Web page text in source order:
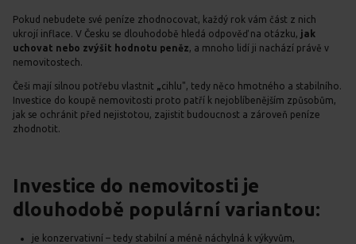
Pokud nebudete své peníze zhodnocovat, každý rok vám část z nich
ukrojí inflace. V Česku se dlouhodobě hledá odpověď na otázku, jak
uchovat nebo zvýšit hodnotu peněz , a mnoho lidí ji nachází právě v
nemovitostech.
Češi mají silnou potřebu vlastnit
cihlu", tedy něco hmotného a stabilního.
Investice do koupě nemovitosti proto patří k nejoblíbenějším způsobům,
jak se ochránit před nejistotou, zajistit budoucnost a zároveň peníze
zhodnotit.
Investice do nemovitosti je
dlouhodobě populární variantou:
je konzervativní – tedy stabilní a méně náchylná k výkyvům,